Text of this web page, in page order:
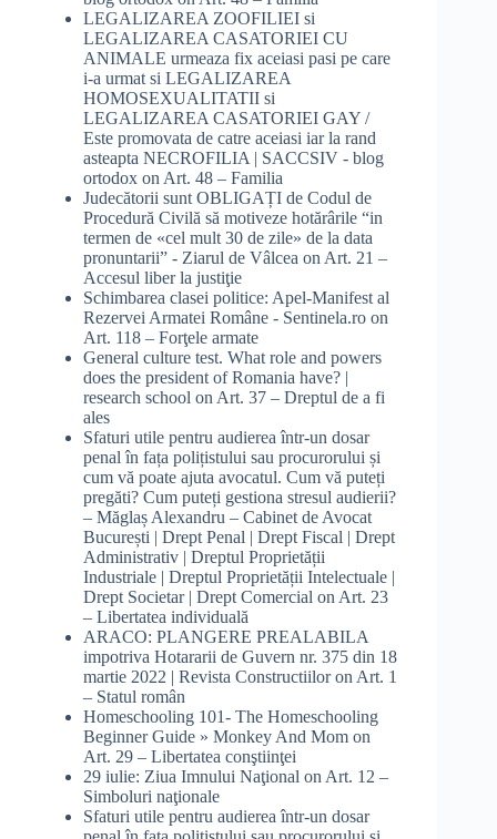
LEGALIZAREA ZOOFILIEI si
LEGALIZAREA CASATORIEI CU
ANIMALE urmeaza fix aceiasi pasi pe care
i-a urmat si LEGALIZAREA
HOMOSEXUALITATII si
LEGALIZAREA CASATORIEI GAY /
Este promovata de catre aceiasi iar la rand
asteapta NECROFILIA | SACCSIV - blog
ortodox on Art. 48 – Familia
Judecătorii sunt OBLIGAȚI de Codul de
Procedură Civilă să motiveze hotărârile “in
termen de «cel mult 30 de zile» de la data
pronuntarii” - Ziarul de Vâlcea on Art. 21 –
Accesul liber la justiţie
Schimbarea clasei politice: Apel-Manifest al
Rezervei Armatei Române - Sentinela.ro on
Art. 118 – Forţele armate
General culture test. What role and powers
does the president of Romania have? |
research school on Art. 37 – Dreptul de a fi
ales
Sfaturi utile pentru audierea într-un dosar
penal în fața polițistului sau procurorului și
cum vă poate ajuta avocatul. Cum vă puteți
pregăti? Cum puteți gestiona stresul audierii?
– Măglaș Alexandru – Cabinet de Avocat
București | Drept Penal | Drept Fiscal | Drept
Administrativ | Dreptul Proprietății
Industriale | Dreptul Proprietății Intelectuale |
Drept Societar | Drept Comercial on Art. 23
– Libertatea individuală
ARACO: PLANGERE PREALABILA
impotriva Hotararii de Guvern nr. 375 din 18
martie 2022 | Revista Constructiiloron Art. 1
– Statul român
Homeschooling 101- The Homeschooling
Beginner Guide » Monkey And Mom on
Art. 29 – Libertatea conştiinţei
29 iulie: Ziua Imnului Naţional on Art. 12 –
Simboluri naţionale
Sfaturi utile pentru audierea într-un dosar